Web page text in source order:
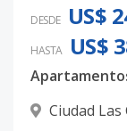
DESDE US$
HASTA US$
Ciudad Las